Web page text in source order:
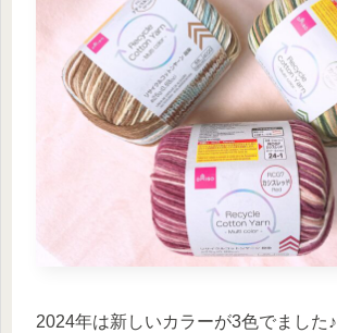
2024年は新しいカラーが3色でました♪